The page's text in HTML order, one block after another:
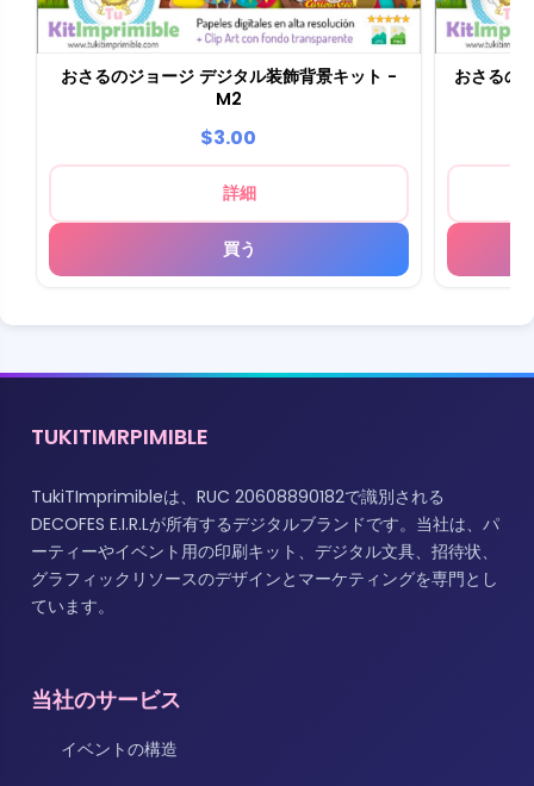
おさるのジョージ デジタル装飾背景キット -
M2
$3.00
詳細
買う
おさるの
TUKITIMRPIMIBLE
TukiTImprimibleは、RUC 20608890182で識別される
DECOFES E.I.R.Lが所有するデジタルブランドです。当社は、パ
ーティーやイベント用の印刷キット、デジタル文具、招待状、
グラフィックリソースのデザインとマーケティングを専門とし
ています。
当社のサービス
イベントの構造